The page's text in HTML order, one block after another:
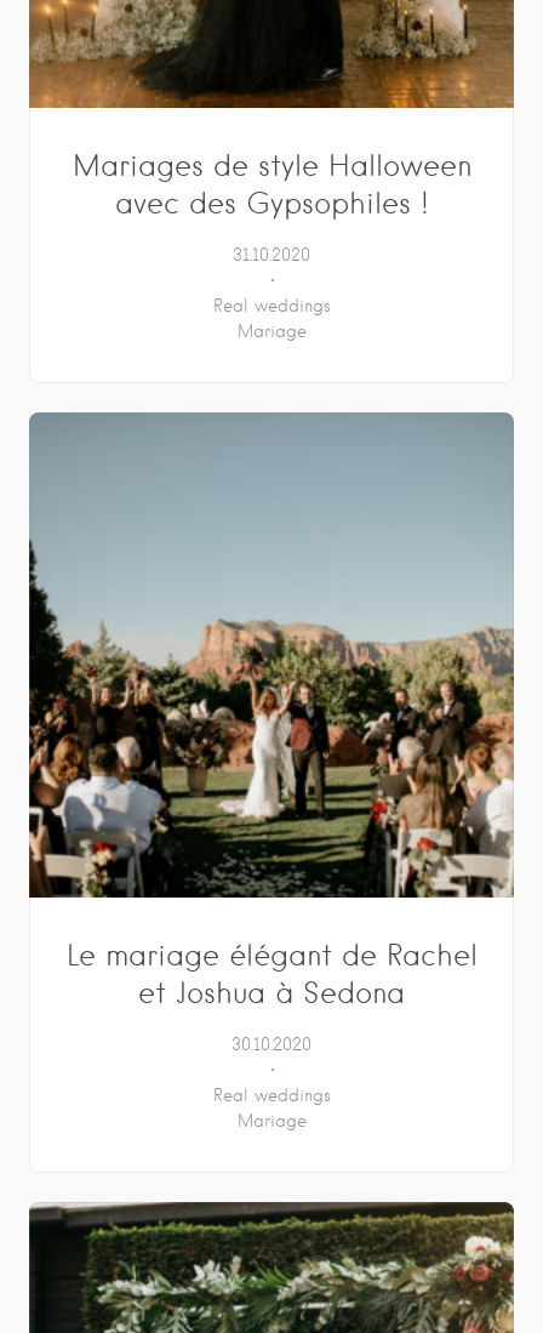
Mariages de style Halloween
avec des Gypsophiles !
31.10.2020
Real weddings
Mariage
Le mariage élégant de Rachel
et Joshua à Sedona
30.10.2020
Real weddings
Mariage